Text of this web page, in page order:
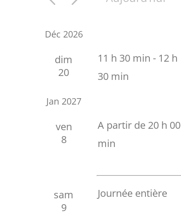
Déc 2026
dim
20
11 h 30 min - 12 h
30 min
Jan 2027
ven
8
A partir de 20 h 00
min
sam
9
Journée entière